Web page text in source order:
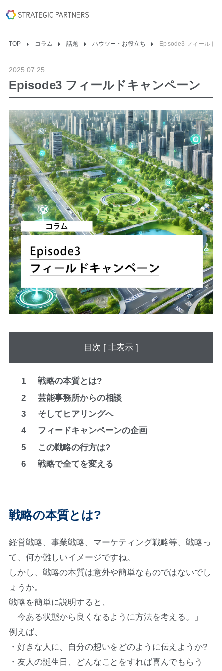
TOP コラム 話題 ハウツー・お役立ち Episode3 フィールド
2025.07.25
Episode3 フィールドキャンペーン
目次 [ 非表示 ]
1
戦略の本質とは?
2
芸能事務所からの相談
3
そしてヒアリングへ
4
フィードキャンペーンの企画
5
この戦略の行方は?
6
戦略で全てを変える
戦略の本質とは?
経営戦略、事業戦略、マーケティング戦略等、戦略っ
て、何か難しいイメージですね。
しかし、戦略の本質は意外や簡単なものではないでし
ょうか。
戦略を簡単に説明すると、
「今ある状態から良くなるように方法を考える。」
例えば、
・好きな人に、自分の想いをどのように伝えようか?
・友人の誕生日、どんなことをすれば喜んでもらう